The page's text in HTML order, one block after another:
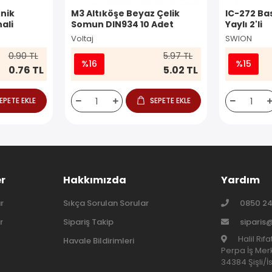
0.90 TL
0.76 TL
EKLE
M3 Altıköşe Beyaz Çelik
Somun DIN934 10 Adet
Voltaj
%16
5.97 TL
5.02 TL
SEPETE EKLE
IC-272
Yaylı 2'li
SWION
%15
Hakkımızda
Sıkça Sorulan Sorular
Sipariş Takip
Havale Bildirimleri
Yardım
0850
Halil
Perpa İş
34384 Şişli/